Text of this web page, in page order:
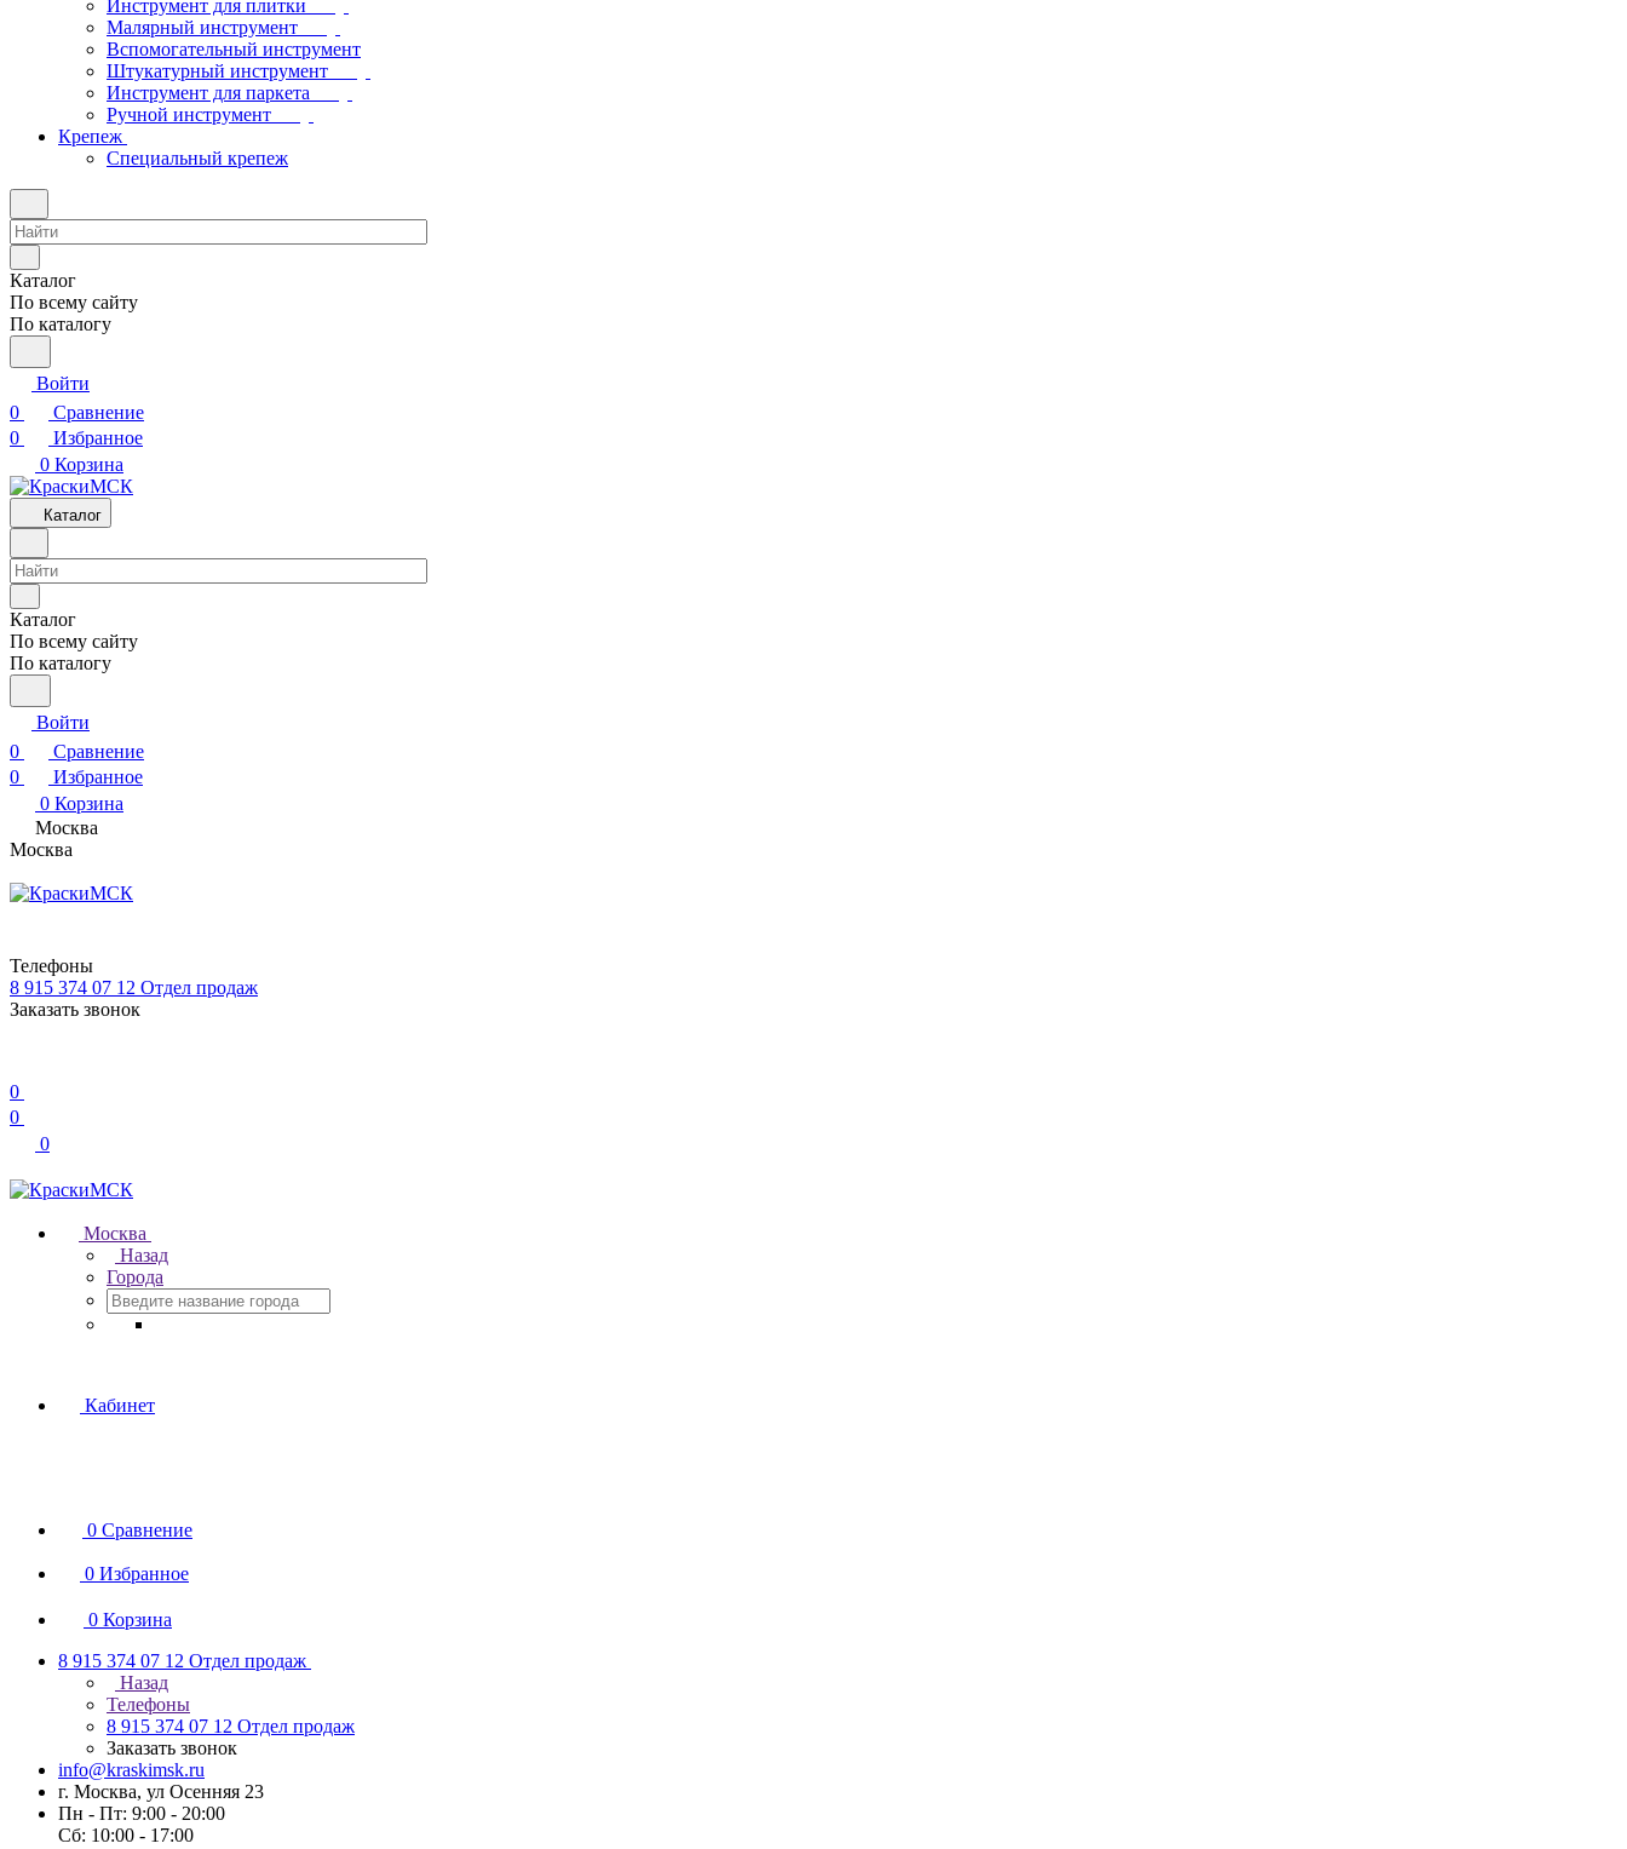
Инструмент для плитки
Малярный инструмент
Вспомогательный инструмент
Штукатурный инструмент
Инструмент для паркета
Ручной инструмент
Крепеж
Специальный крепеж
Каталог
По всему сайту
По каталогу
Войти
0
Сравнение
0
Избранное
0 Корзина
Каталог
Каталог
По всему сайту
По каталогу
Войти
0
Сравнение
0
Избранное
0 Корзина
Москва
Москва
Телефоны
8 915 374 07 12 Отдел продаж
Заказать звонок
0
0
0
Москва
Назад
Города
Кабинет
0 Сравнение
0 Избранное
0 Корзина
8 915 374 07 12 Отдел продаж
Назад
Телефоны
8 915 374 07 12 Отдел продаж
Заказать звонок
info@kraskimsk.ru
г. Москва, ул Осенняя 23
Пн - Пт: 9:00 - 20:00
Сб: 10:00 - 17:00